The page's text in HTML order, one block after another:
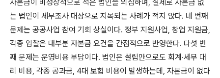
자본금이 비정상적으로 적은 법인을 의심하며, 실제로 자본금 없
는 법인이 세무조사 대상으로 지목되는 사례가 적지 않다. 네 번째
문제는 공공사업 참여 기회 상실이다. 정부 지원사업, 창업 지원금,
각종 입찰은 대부분 자본금 요건을 간접적으로 반영한다. 다섯 번
째 문제는 운영비용 부담이다. 법인은 설립만으로도 회계·세무 대
리 비용, 각종 공과금, 4대 보험 비용이 발생하는데, 자본금이 없다